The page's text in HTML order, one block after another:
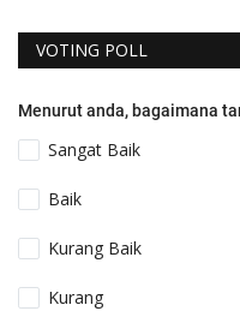
VOTING POLL
Menurut anda, bagaimana
Sangat Baik
Baik
Kurang Baik
Kurang